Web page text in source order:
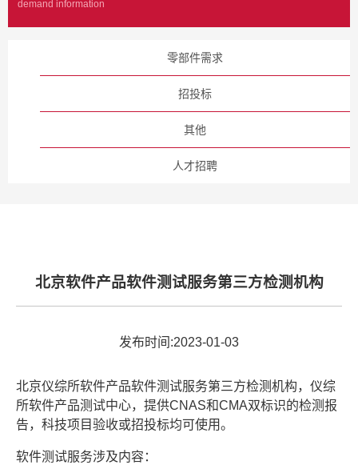
demand information
零部件需求
招投标
其他
人才招聘
北京软件产品软件测试服务第三方检测机构
发布时间:2023-01-03
北京仪综所软件产品软件测试服务第三方检测机构，仪综
所软件产品测试中心，提供CNAS和CMA双标识的检测报
告，科技项目验收或招投标均可使用。
软件测试服务涉及内容：